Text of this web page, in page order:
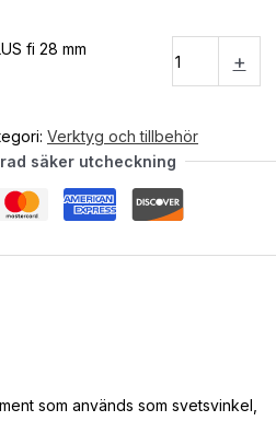
fi 28 mm
+
Verktyg och tillbehör
säker utcheckning
som används som svetsvinkel,